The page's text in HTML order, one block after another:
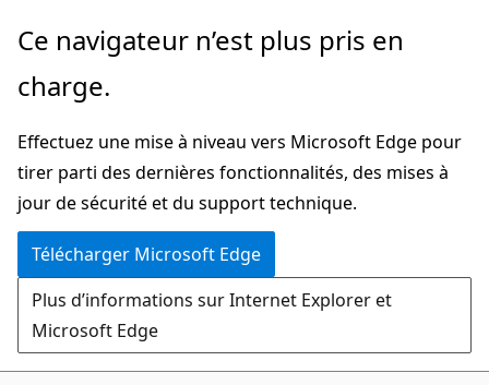
Passer
directement
au
principal
Ce navigateur n’est plus pris en
charge.
Effectuez une mise à niveau vers Microsoft Edge pour
tirer parti des dernières fonctionnalités, des mises à
jour de sécurité et du support technique.
Télécharger Microsoft Edge
Plus d’informations sur Internet Explorer et
Microsoft Edge